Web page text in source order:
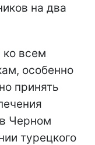
на два
всем
особенно
принять
Черном
турецкого